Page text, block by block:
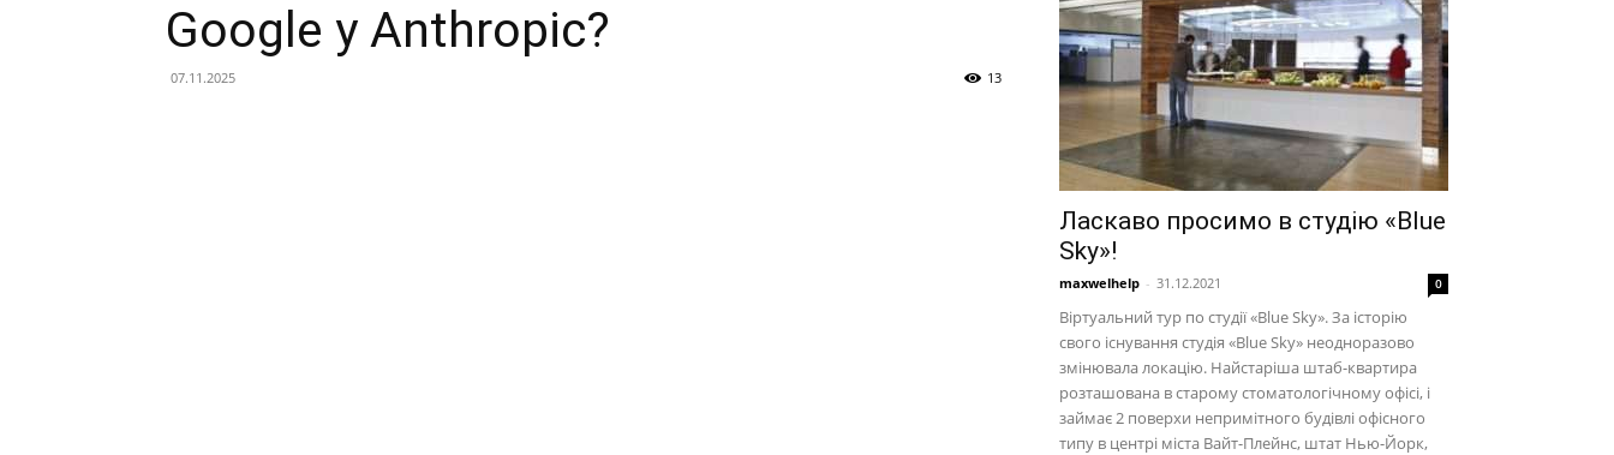
Google y Anthropic?
07.11.2025 13
Ласкаво просимо в студію «Blue
Sky»!
maxwelhelp - 31.12.2021 0
Віртуальний тур по студії «Blue Sky». За історію
свого існування студія «Blue Sky» неодноразово
змінювала локацію. Найстаріша штаб-квартира
розташована в старому стоматологічному офісі, і
займає 2 поверхи непримітного будівлі офісного
типу в центрі міста Вайт-Плейнс, штат Нью-Йорк,